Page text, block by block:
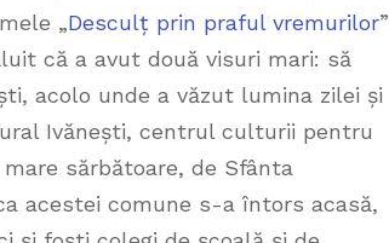
„Desculț prin praful vremurilor”
că a avut două visuri mari: să
acolo unde a văzut lumina zilei și
Ivănești, centrul culturii pentru
sărbătoare, de Sfânta
acestei comune s-a întors acasă,